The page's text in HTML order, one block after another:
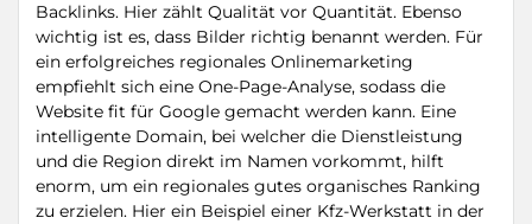
Backlinks. Hier zählt Qualität vor Quantität. Ebenso
wichtig ist es, dass Bilder richtig benannt werden. Für
ein erfolgreiches regionales Onlinemarketing
empfiehlt sich eine One-Page-Analyse, sodass die
Website fit für Google gemacht werden kann. Eine
intelligente Domain, bei welcher die Dienstleistung
und die Region direkt im Namen vorkommt, hilft
enorm, um ein regionales gutes organisches Ranking
zu erzielen. Hier ein Beispiel einer Kfz-Werkstatt in der